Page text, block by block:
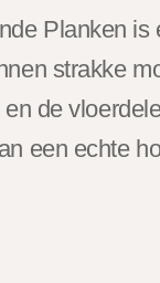
Planken
strakke
de
een echte